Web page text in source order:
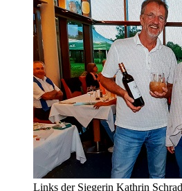
Links der Siegerin Kathrin